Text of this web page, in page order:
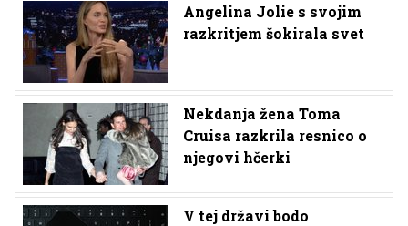
Angelina Jolie s svojim
razkritjem šokirala svet
Nekdanja žena Toma
Cruisa razkrila resnico o
njegovi hčerki
V tej državi bodo